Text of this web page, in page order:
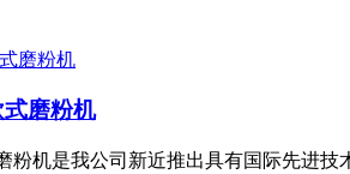
磨粉机
粉机是我公司新近推出具有国际先进